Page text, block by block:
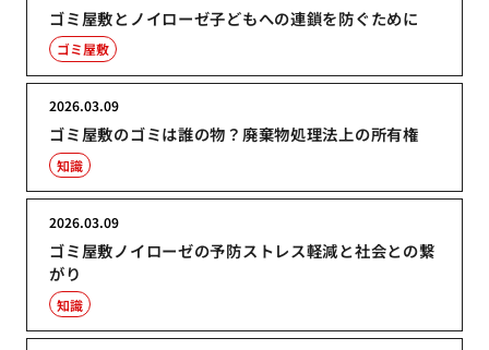
ゴミ屋敷とノイローゼ子どもへの連鎖を防ぐために
ゴミ屋敷
ゴミ屋敷のゴミは誰の物？廃棄物処理法上の所有権
2026.03.09
知識
ゴミ屋敷ノイローゼの予防ストレス軽減と社会との繋
がり
2026.03.09
知識